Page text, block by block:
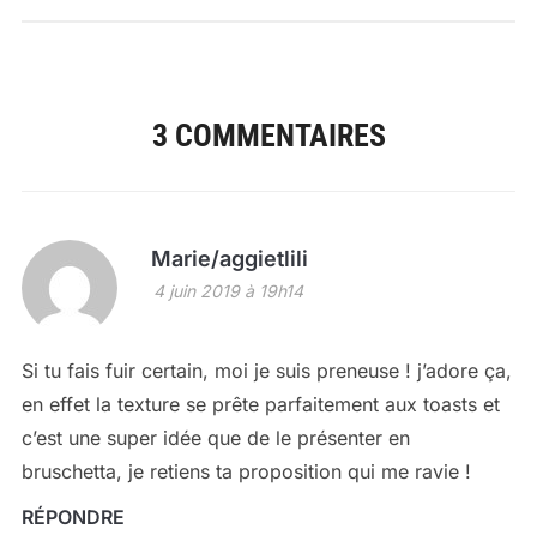
3 COMMENTAIRES
Marie/aggietlili
4 juin 2019 à 19h14
Si tu fais fuir certain, moi je suis preneuse ! j’adore ça,
en effet la texture se prête parfaitement aux toasts et
c’est une super idée que de le présenter en
bruschetta, je retiens ta proposition qui me ravie !
RÉPONDRE